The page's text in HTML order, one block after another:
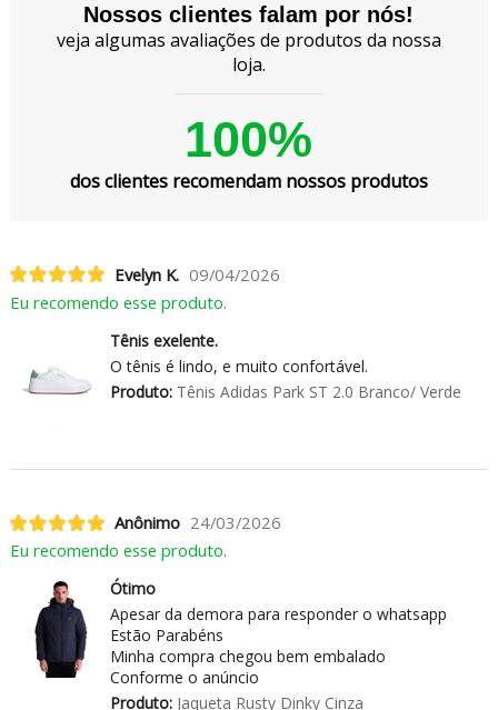
Nossos clientes falam por nós!
veja algumas avaliações de produtos da nossa
loja.
100%
dos clientes recomendam nossos produtos
Evelyn K. 09/04/2026
Eu recomendo esse produto.
Tênis exelente.
O tênis é lindo, e muito confortável.
Produto:Tênis Adidas Park ST 2.0 Branco/ Verde
Anônimo 24/03/2026
Eu recomendo esse produto.
Ótimo
Apesar da demora para responder o whatsapp
Estão Parabéns
Minha compra chegou bem embalado
Conforme o anúncio
Produto:Jaqueta Rusty Dinky Cinza